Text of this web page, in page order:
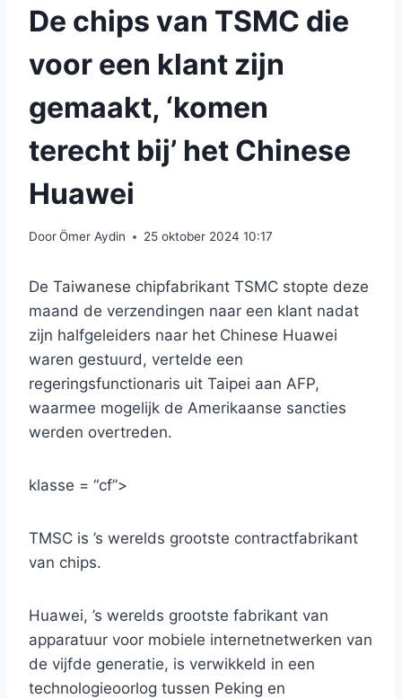
De chips van TSMC die
voor een klant zijn
gemaakt, ‘komen
terecht bij’ het Chinese
Huawei
DoorÖmer Aydin 25 oktober 2024 10:17
De Taiwanese chipfabrikant TSMC stopte deze
maand de verzendingen naar een klant nadat
zijn halfgeleiders naar het Chinese Huawei
waren gestuurd, vertelde een
regeringsfunctionaris uit Taipei aan AFP,
waarmee mogelijk de Amerikaanse sancties
werden overtreden.
klasse = “cf”>
TMSC is ’s werelds grootste contractfabrikant
van chips.
Huawei, ’s werelds grootste fabrikant van
apparatuur voor mobiele internetnetwerken van
de vijfde generatie, is verwikkeld in een
technologieoorlog tussen Peking en